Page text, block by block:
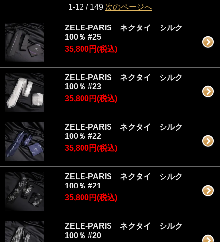
1-12 / 149 次のページへ
ZELE-PARIS ネクタイ シルク
100％ #25
35,800円(税込)
ZELE-PARIS ネクタイ シルク
100％ #23
35,800円(税込)
ZELE-PARIS ネクタイ シルク
100％ #22
35,800円(税込)
ZELE-PARIS ネクタイ シルク
100％ #21
35,800円(税込)
ZELE-PARIS ネクタイ シルク
100％ #20